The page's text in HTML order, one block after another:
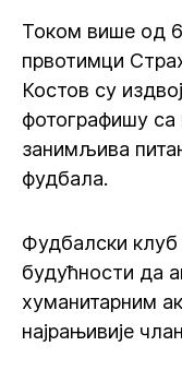
Током више од
првотимци
Костов су
фотографишу
занимљива
фудбала.
Фудбалски клуб
будућности да
хуманитарним
најрањивије